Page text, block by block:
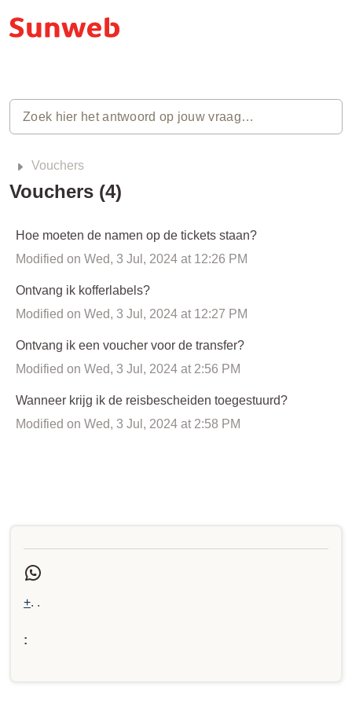
Vouchers
Vouchers (4)
Hoe moeten de namen op de tickets staan?
Modified on Wed, 3 Jul, 2024 at 12:26 PM
Ontvang ik kofferlabels?
Modified on Wed, 3 Jul, 2024 at 12:27 PM
Ontvang ik een voucher voor de transfer?
Modified on Wed, 3 Jul, 2024 at 2:56 PM
Wanneer krijg ik de reisbescheiden toegestuurd?
Modified on Wed, 3 Jul, 2024 at 2:58 PM
+. .
: